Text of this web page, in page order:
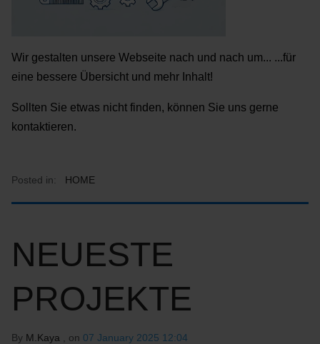
Wir gestalten unsere Webseite nach und nach um... ...für
eine bessere Übersicht und mehr Inhalt!
Sollten Sie etwas nicht finden, können Sie uns gerne
kontaktieren.
Posted in: HOME
NEUESTE
PROJEKTE
By M.Kaya , on 07 January 2025 12:04